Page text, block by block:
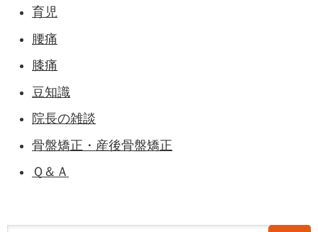
育児
腰痛
膝痛
豆知識
院長の雑談
骨盤矯正・産後骨盤矯正
Ｑ＆Ａ